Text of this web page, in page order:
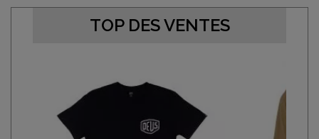
TOP DES VENTES